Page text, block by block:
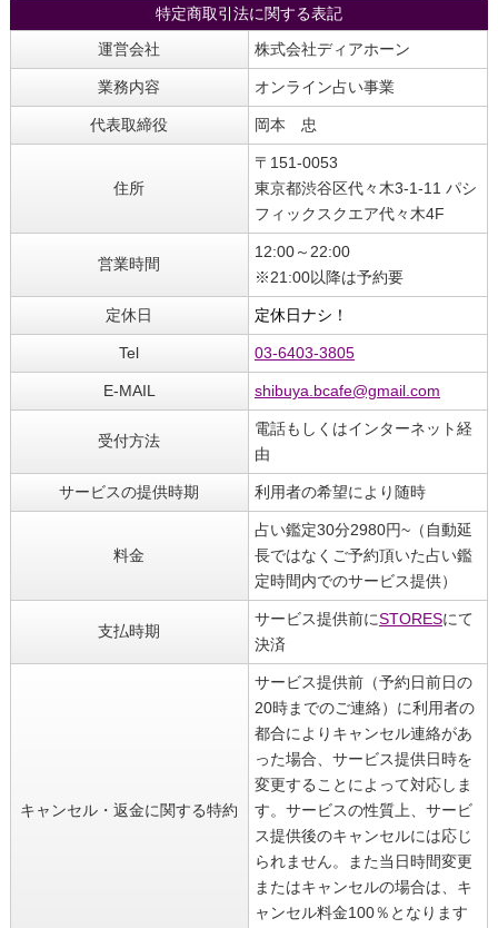
特定商取引法に関する表記
運営会社
株式会社ディアホーン
業務内容 オンライン占い事業
代表取締役 岡本 忠
住所
〒151-0053
東京都渋谷区代々木3-1-11 パシ
フィックスクエア代々木4F
営業時間
12:00～22:00
※21:00以降は予約要
定休日 定休日ナシ！
Tel 03-6403-3805
E-MAIL shibuya.bcafe@gmail.com
受付方法
電話もしくはインターネット経
由
サービスの提供時期 利用者の希望により随時
料金
占い鑑定30分2980円~（自動延
長ではなくご予約頂いた占い鑑
定時間内でのサービス提供）
支払時期
サービス提供前にSTORESにて
決済
キャンセル・返金に関する特約
サービス提供前（予約日前日の
20時までのご連絡）に利用者の
都合によりキャンセル連絡があ
った場合、サービス提供日時を
変更することによって対応しま
す。サービスの性質上、サービ
ス提供後のキャンセルには応じ
られません。また当日時間変更
またはキャンセルの場合は、キ
ャンセル料金100％となります